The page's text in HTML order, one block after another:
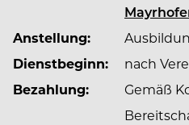
Neuhaus Zillertal Resort
Heimat des Erlebens.
Anstellung:
Dienstbeginn:
nach
Bezahlung:
Gemäß